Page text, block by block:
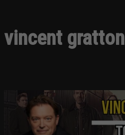
vincent gratton